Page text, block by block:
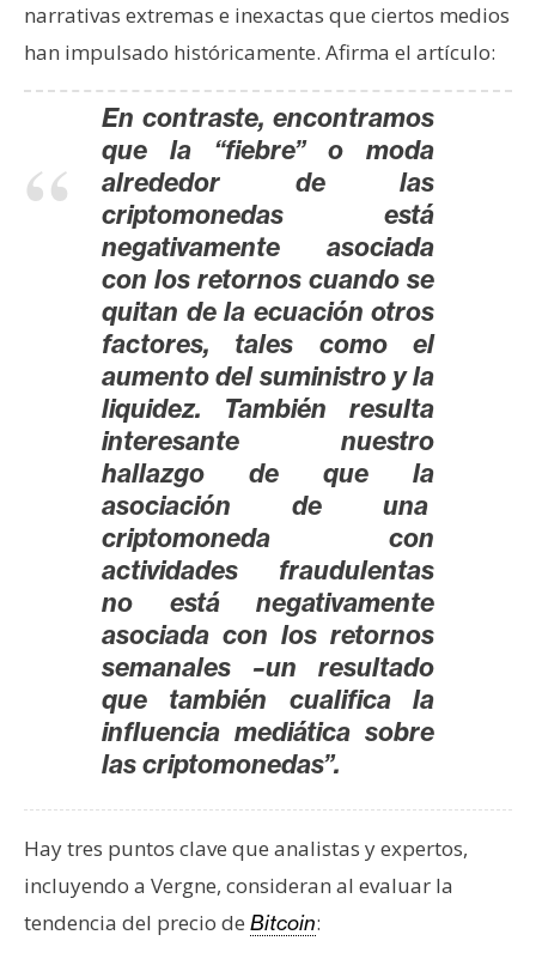
P
u
b
narrativas extremas e inexactas que ciertos medios
han impulsado históricamente. Afirma el artículo:
En contraste, encontramos
que la “fiebre” o moda
alrededor de las
criptomonedas está
negativamente asociada
con los retornos cuando se
quitan de la ecuación otros
factores, tales como el
aumento del suministro y la
liquidez. También resulta
interesante nuestro
hallazgo de que la
asociación de una
criptomoneda con
actividades fraudulentas
no está negativamente
asociada con los retornos
semanales –un resultado
que también cualifica la
influencia mediática sobre
las criptomonedas”.
Hay tres puntos clave que analistas y expertos,
incluyendo a Vergne, consideran al evaluar la
tendencia del precio de Bitcoin: